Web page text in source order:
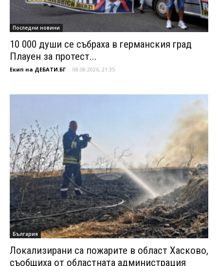
Последни новини
10 000 души се събраха в германския град
Плауен за протест...
Екип на ДЕБАТИ.БГ - 08.08.2026, 21:35
България
Локализирани са пожарите в област Хасково,
съобщиха от областната администрация